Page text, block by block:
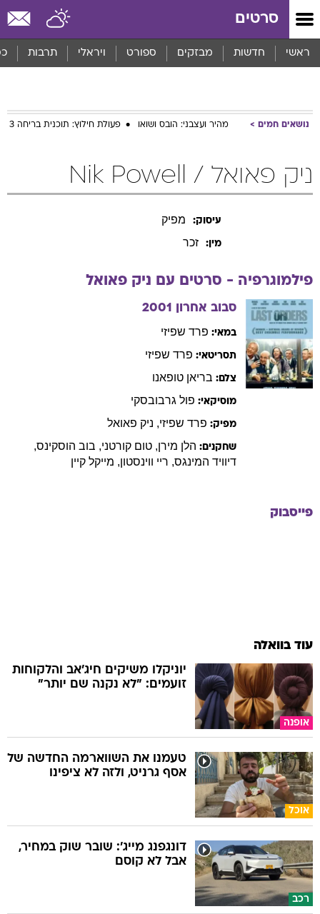
סרטים
ראשי חדשות מבזקים ספורט ויראלי תרבות
נושאים חמים מהיר ועצבני: הובס ושואו פעולת חילוץ: תוכנית בריחה 3
ניק פאואל / Nik Powell
עיסוק: מפיק
מין: זכר
פילמוגרפיה - סרטים עם ניק פאואל
סבוב אחרון 2001
במאי: פרד שפיזי
תסריטאי: פרד שפיזי
צלם: בריאן טופאנו
מוסיקאי: פול גרבובסקי
מפיק: פרד שפיזי, ניק פאואל
שחקנים: הלן מירן, טום קורטני, בוב הוסקינס,
דיוויד המינגס, ריי ווינסטון, מייקל קיין
פייסבוק
עוד בוואלה
אופנה
יוניקלו משיקים חיג'אב והלקוחות
זועמים: "לא נקנה שם יותר"
אוכל
טעמנו את השווארמה החדשה של
אסף גרניט, ולזה לא ציפינו
רכב
דונגפנג מייג': שובר שוק במחיר,
אבל לא קוסם